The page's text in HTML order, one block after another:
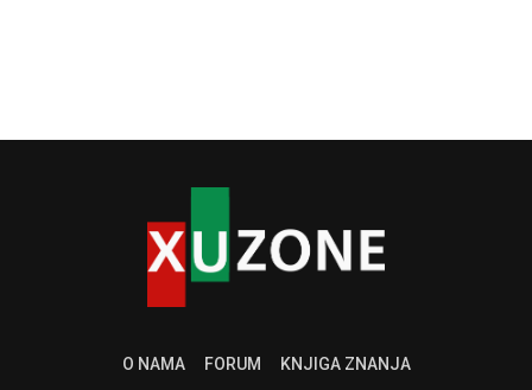
O NAMA FORUM KNJIGA ZNANJA